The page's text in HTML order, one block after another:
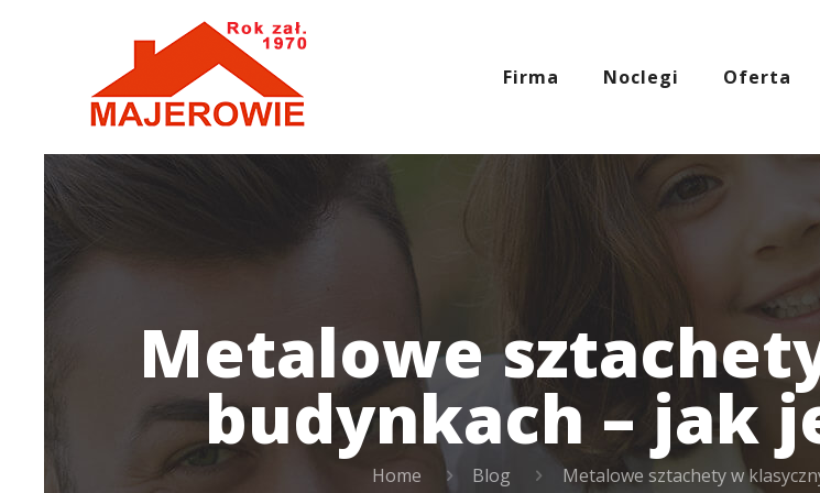
Firma Noclegi Oferta
Metalowe
budynkach – jak
Home Blog Metalowe sztachety w